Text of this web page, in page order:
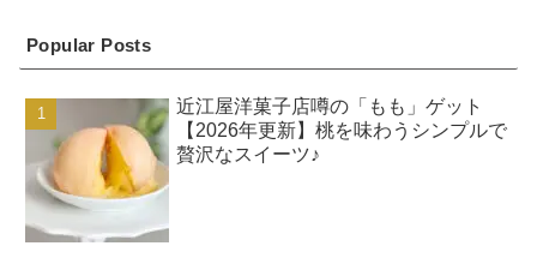
Popular Posts
近江屋洋菓子店噂の「もも」ゲット
【2026年更新】桃を味わうシンプルで
贅沢なスイーツ♪